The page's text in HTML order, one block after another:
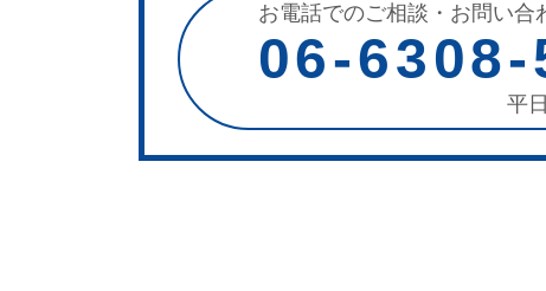
お電話でのご相談・お問い合
06-6308-
平